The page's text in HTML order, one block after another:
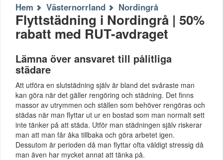
Hem Västernorrland Nordingrå
Flyttstädning i Nordingrå | 50%
rabatt med RUT-avdraget
Lämna över ansvaret till pålitliga
städare
Att utföra en slutstädning själv är bland det svåraste man
kan göra när det gäller rengöring och städning. Det finns
massor av utrymmen och ställen som behöver rengöras och
städas när man flyttar ut ur en bostad som man normalt sett
inte tänker på att städa. Utför man städningen själv riskerar
man att man får åka tillbaka och göra arbetet igen.
Dessutom är perioden då man flyttar ofta väldigt stressig då
man även har mycket annat att tänka på.